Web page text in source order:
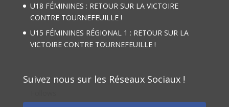
U18 FÉMININES : RETOUR SUR LA VICTOIRE
CONTRE TOURNEFEUILLE !
U15 FÉMININES RÉGIONAL 1 : RETOUR SUR LA
VICTOIRE CONTRE TOURNEFEUILLE !
Suivez nous sur les Réseaux Sociaux !